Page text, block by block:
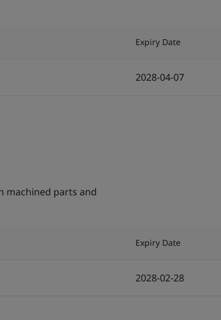
Expiry Date
2028-04-07
machined parts and
Expiry Date
2028-02-28